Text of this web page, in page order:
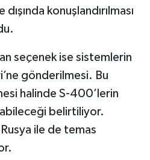
konuşlandırılması
seçenek ise sistemlerin
gönderilmesi. Bu
halinde S-400’lerin
belirtiliyor.
ile de temas